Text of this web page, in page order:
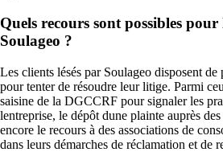
Quels recours sont possibles pour
Soulageo ?
Les clients lésés par Soulageo disposent de
pour tenter de résoudre leur litige. Parmi
saisine de la DGCCRF pour signaler les
lentreprise, le dépôt dune plainte auprès
encore le recours à des associations de
dans leurs démarches de réclamation et de